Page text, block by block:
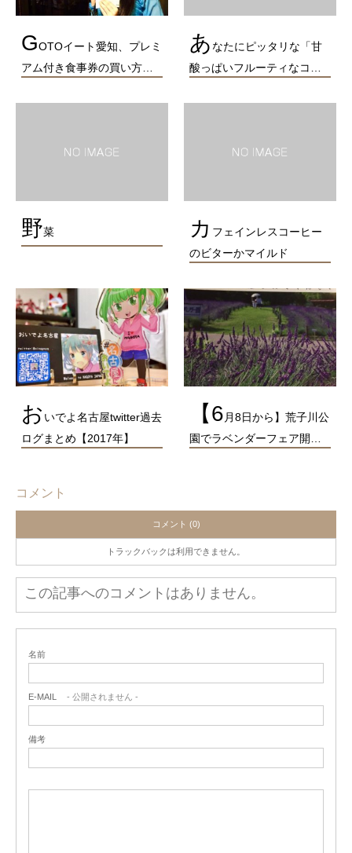
GOTOイート愛知、プレミ
アム付き食事券の買い方…
あ なたにピッタリな「甘
酸っぱいフルーティなコ…
野菜 カ フェインレスコーヒー
のビターかマイルド
おいでよ名古屋twitter過去
ログまとめ【2017年】
【6 月8日から】荒子川公
園でラベンダーフェア開…
コメント
コメント (0)
トラックバックは利用できません。
この記事へのコメントはありません。
名前
E-MAIL - 公開されません -
備考